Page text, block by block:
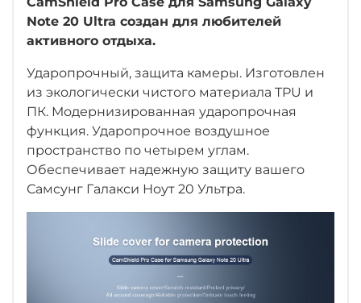
Note 20 Ultra создан для любителей
активного отдыха.
Ударопрочный, защита камеры. Изготовлен
из экологически чистого материала TPU и
ПК. Модернизированная ударопрочная
функция. Ударопрочное воздушное
пространство по четырем углам.
Обеспечивает надежную защиту вашего
Самсунг Галакси Ноут 20 Ультра.